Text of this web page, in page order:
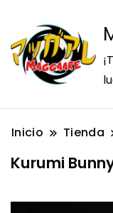
Inicio Tienda
Kurumi